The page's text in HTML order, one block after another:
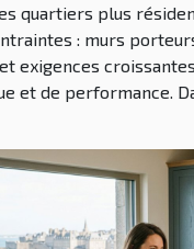
quartiers plus
: murs
exigences croissantes
et de performance.